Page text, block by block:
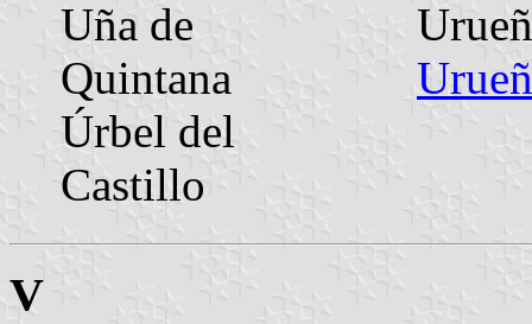
Uña de
Quintana
Úrbel del
Castillo
V